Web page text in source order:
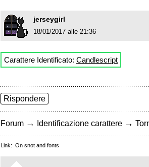
jerseygirl
18/01/2017 alle 21:36
Carattere Identificato: Candlescript
Rispondere
Forum → Identificazione carattere →
Link: On snot and fonts